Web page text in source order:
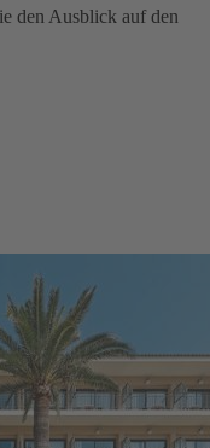
den Ausblick auf den